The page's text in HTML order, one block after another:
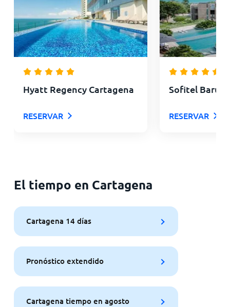
Hyatt Regency Cartagena
RESERVAR
Sofitel Barú
RESERVAR
El tiempo en Cartagena
Cartagena 14 días
Pronóstico extendido
Cartagena tiempo en agosto